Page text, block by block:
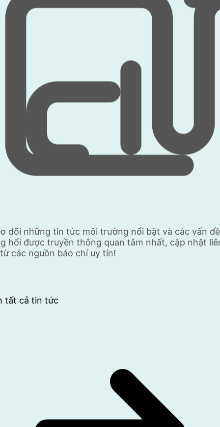
dõi những tin tức môi trường nổi bật và các vấn đề
hổi được truyền thông quan tâm nhất, cập nhật
các nguồn báo chí uy tín!
tất cả tin tức